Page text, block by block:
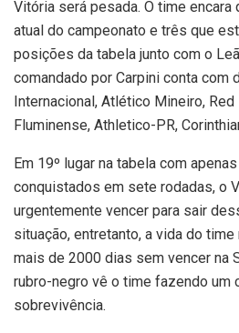
Vitória será pesada. O time encara
atual do campeonato e três que
posições da tabela junto com o
comandado por Carpini conta com
Internacional, Atlético Mineiro, Red
Fluminense, Athletico-PR,
Em 19º lugar na tabela com
conquistados em sete rodadas, o
urgentemente vencer para sair
situação, entretanto, a vida do time
mais de 2000 dias sem vencer na
rubro-negro vê o time fazendo um
sobrevivência.